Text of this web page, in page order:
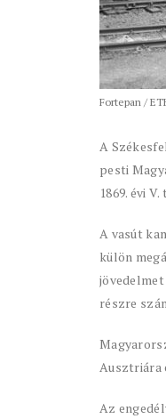
Fortepan /
A
pesti
1869. évi
A vasút
külön
részre
Ausztriára
Az